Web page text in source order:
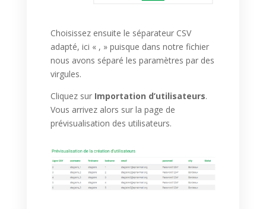
Choisissez ensuite le séparateur CSV
adapté, ici « , » puisque dans notre fichier
nous avons séparé les paramètres par des
virgules.
Cliquez sur Importation d’utilisateurs.
Vous arrivez alors sur la page de
prévisualisation des utilisateurs.